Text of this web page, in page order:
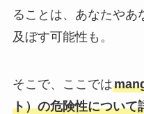
ることは、あなたやあ
及ぼす可能性も。
そこで、ここでは
ト）の危険性について